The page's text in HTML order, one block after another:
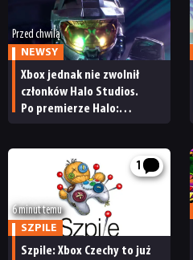
Przed chwilą
NEWSY
Xbox jednak nie zwolnił
członków Halo Studios.
Po premierze Halo:
1
6 minut temu
SZPILE
Szpile: Xbox Czechy to już